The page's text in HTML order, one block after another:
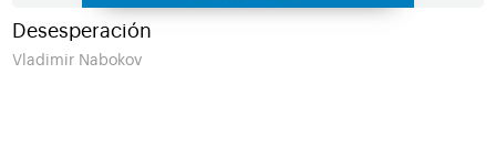
Desesperación
Vladimir Nabokov